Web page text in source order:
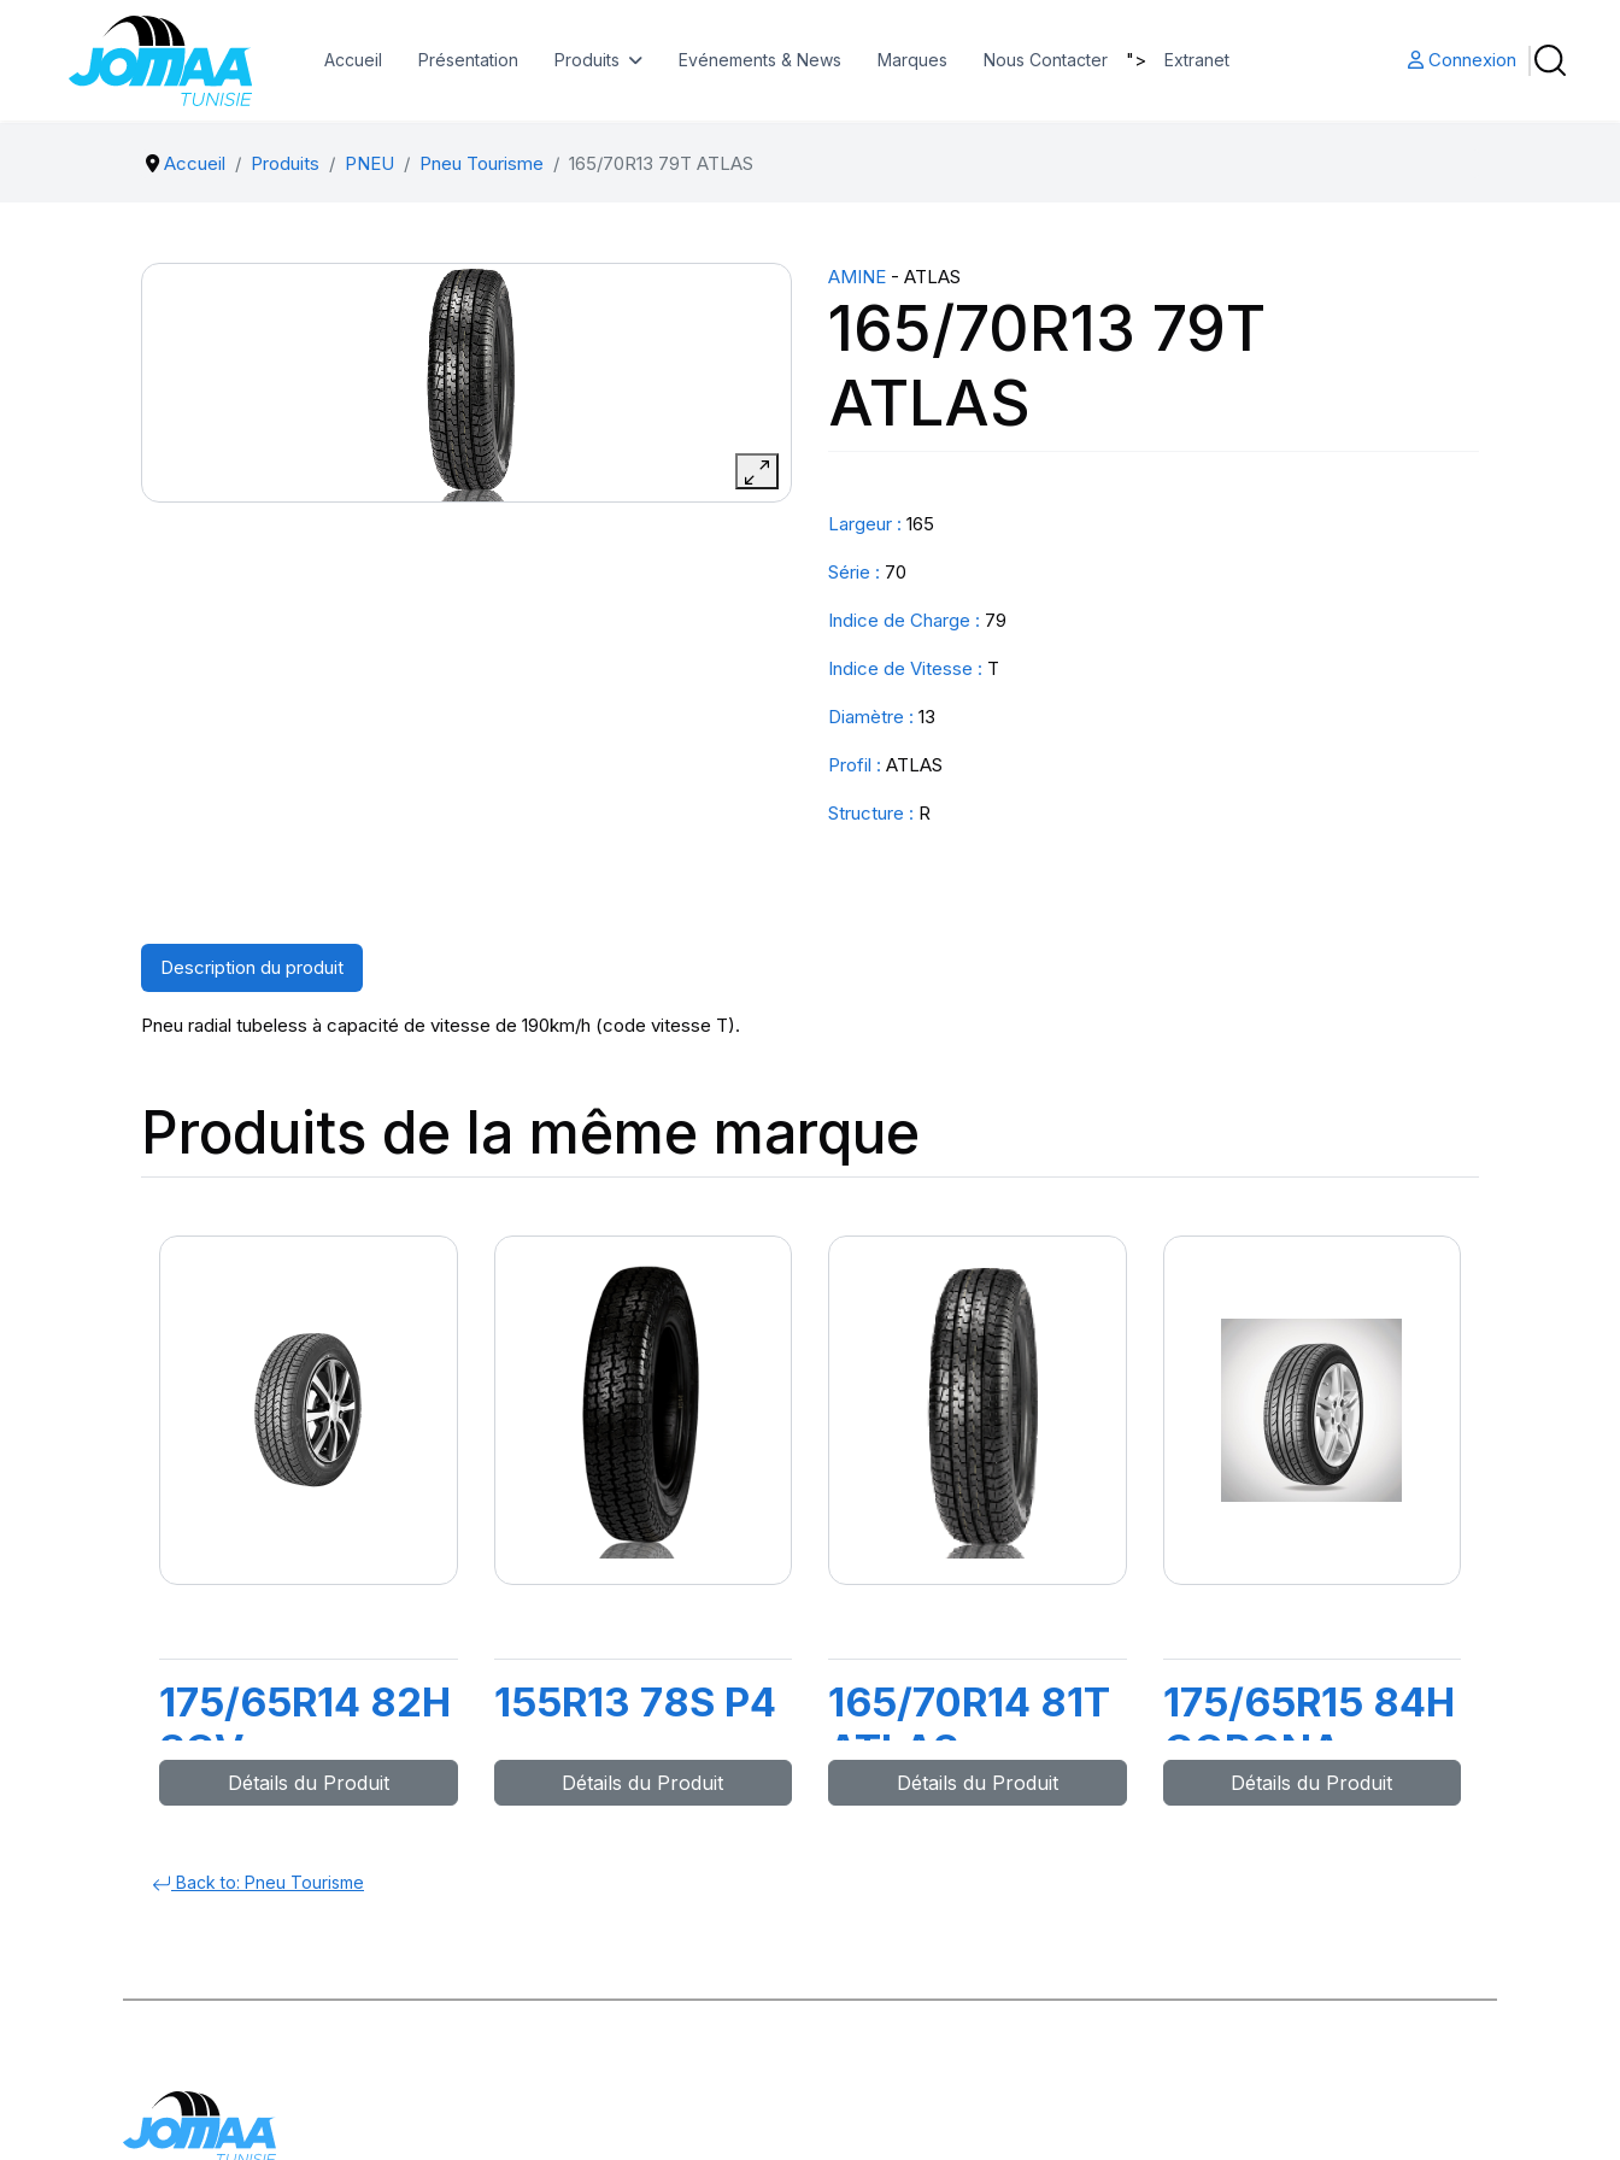
Accueil Présentation Produits Evénements & News Marques Nous Contacter "> Extranet Connexion
Accueil Produits PNEU Pneu Tourisme 165/70R13 79T ATLAS
AMINE - ATLAS
165/70R13 79T
ATLAS
Largeur : 165
Série : 70
Indice de Charge : 79
Indice de Vitesse : T
Diamètre : 13
Profil : ATLAS
Structure : R
Description du produit
Pneu radial tubeless à capacité de vitesse de 190km/h (code vitesse T).
Produits de la même marque
175/65R14 82H
SCV
Détails du Produit
155R13 78S P4
Détails du Produit
165/70R14 81T
ATLAS
Détails du Produit
175/65R15 84H
CORONA
Détails du Produit
Back to: Pneu Tourisme